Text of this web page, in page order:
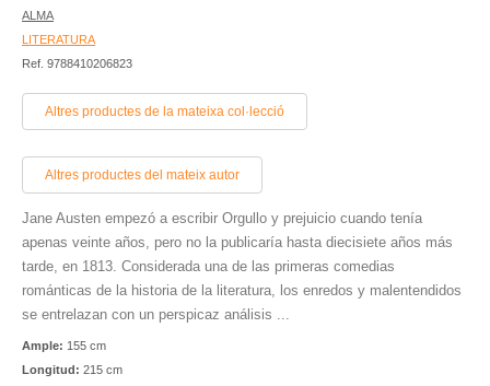
ALMA
LITERATURA
Ref. 9788410206823
Altres productes de la mateixa col·lecció
Altres productes del mateix autor
Jane Austen empezó a escribir Orgullo y prejuicio cuando tenía
apenas veinte años, pero no la publicaría hasta diecisiete años más
tarde, en 1813. Considerada una de las primeras comedias
románticas de la historia de la literatura, los enredos y malentendidos
se entrelazan con un perspicaz análisis ...
Ample: 155 cm
Longitud: 215 cm